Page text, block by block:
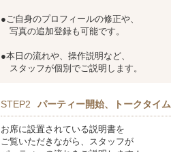
●ご自身のプロフィールの修正や、
写真の追加登録も可能です。
●本日の流れや、操作説明など、
スタッフが個別でご説明します。
STEP2 パーティー開始、トークタイム
お席に設置されている説明書を
ご覧いただきながら、スタッフが